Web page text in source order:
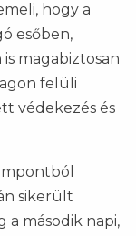
hogy a
esőben,
magabiztosan
felüli
védekezés és
sikerült
második napi,